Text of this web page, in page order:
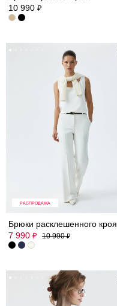
10 990 ₽
РАСПРОДАЖА
Брюки расклешенного кроя
7 990 ₽ 10 990₽